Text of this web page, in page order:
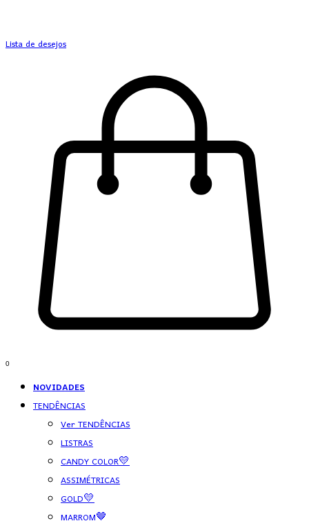
Lista de desejos
0
NOVIDADES
TENDÊNCIAS
Ver TENDÊNCIAS
LISTRAS
CANDY COLOR💛
ASSIMÉTRICAS
GOLD💛